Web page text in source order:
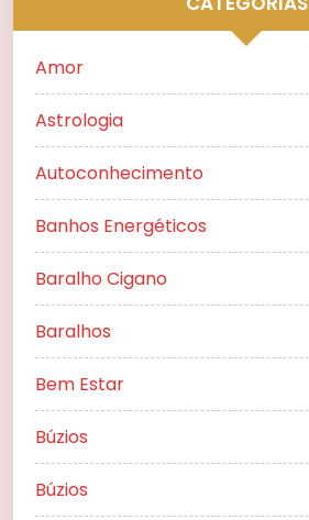
Amor
Astrologia
Autoconhecimento
Banhos Energéticos
Baralho Cigano
Baralhos
Bem Estar
Búzios
Búzios